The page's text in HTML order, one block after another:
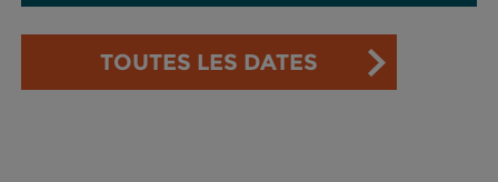
TOUTES LES DATES